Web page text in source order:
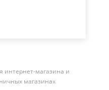
интернет-магазина и
магазинах